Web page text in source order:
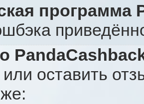
программа
или оставить